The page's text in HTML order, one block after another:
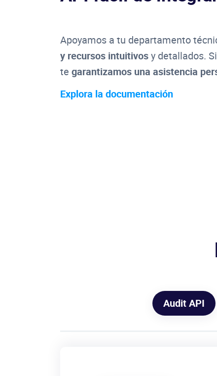
Apoyamos a tu departamento
y recursos intuitivosy detallados.
te garantizamos una asistencia
Explora la documentación
Audit API